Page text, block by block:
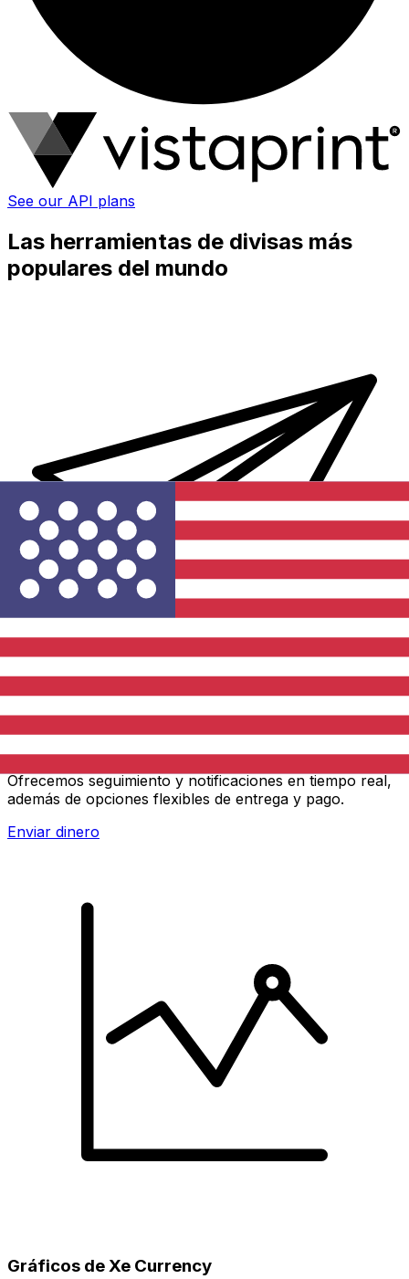
See our API plans
Las herramientas de divisas más
populares del mundo
Ofrecemos seguimiento y notificaciones en tiempo real,
además de opciones flexibles de entrega y pago.
Enviar dinero
Gráficos de Xe Currency